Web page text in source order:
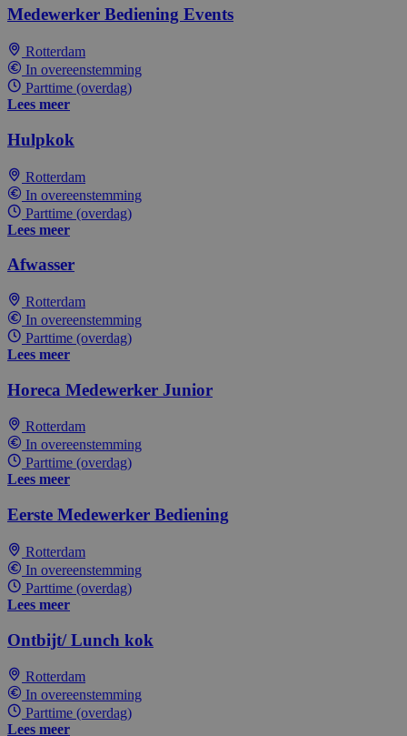
Medewerker Bediening Events
Rotterdam
In overeenstemming
Parttime (overdag)
Lees meer
Hulpkok
Rotterdam
In overeenstemming
Parttime (overdag)
Lees meer
Afwasser
Rotterdam
In overeenstemming
Parttime (overdag)
Lees meer
Horeca Medewerker Junior
Rotterdam
In overeenstemming
Parttime (overdag)
Lees meer
Eerste Medewerker Bediening
Rotterdam
In overeenstemming
Parttime (overdag)
Lees meer
Ontbijt/ Lunch kok
Rotterdam
In overeenstemming
Parttime (overdag)
Lees meer